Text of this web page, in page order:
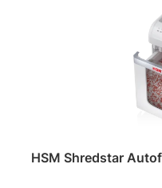
HSM Shredstar